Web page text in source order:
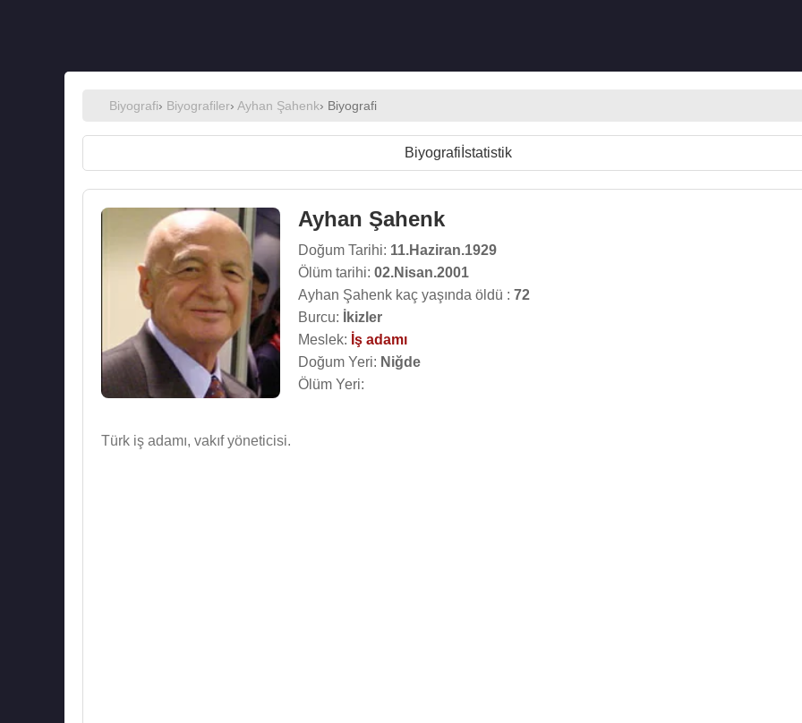
Biyografi› Biyografiler› Ayhan Şahenk› Biyografi
Biyografi İstatistik
Ayhan Şahenk
Doğum Tarihi: 11.Haziran.1929
Ölüm tarihi: 02.Nisan.2001
Ayhan Şahenk kaç yaşında öldü : 72
Burcu:
İkizler
Meslek: İş adamı
Doğum Yeri: Niğde
Ölüm Yeri:
Türk iş adamı, vakıf yöneticisi.